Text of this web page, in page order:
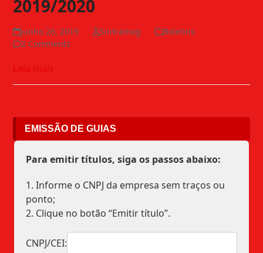
2019/2020
junho 26, 2019 Sintramog
Boletins
2 Comments
Leia mais
EMISSÃO DE GUIAS
Para emitir títulos, siga os passos abaixo:
1. Informe o CNPJ da empresa sem traços ou
ponto;
2. Clique no botão “Emitir título”.
CNPJ/CEI: